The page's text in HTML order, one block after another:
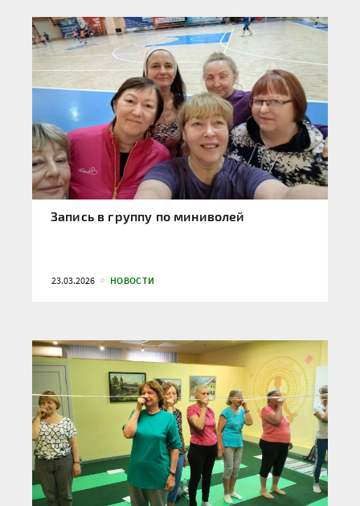
Запись в группу по миниволей
23.03.2026 НОВОСТИ